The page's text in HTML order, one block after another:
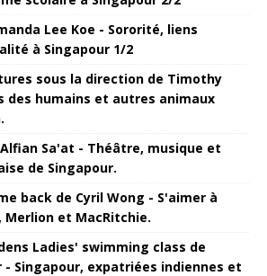
Lee Koe - Sororité, liens
à Singapour 1/2
sous la direction de Timothy
des humains et autres animaux
Sa'at - Théâtre, musique et
de Singapour.
back de Cyril Wong - S'aimer à
Merlion et MacRitchie.
Ladies' swimming class de
- Singapour, expatriées indiennes et